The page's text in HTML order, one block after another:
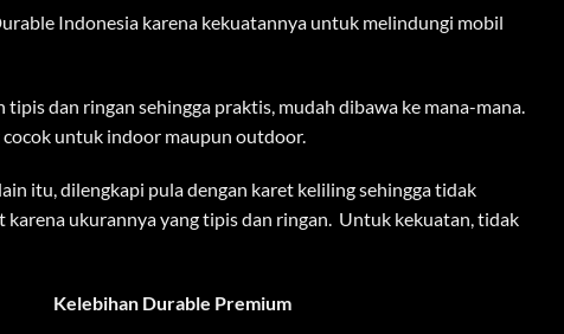
Indonesia karena kekuatannya untuk melindungi mobil
dan ringan sehingga praktis, mudah dibawa ke mana-mana.
untuk indoor maupun outdoor.
itu, dilengkapi pula dengan karet keliling sehingga tidak
ukurannya yang tipis dan ringan. Untuk kekuatan, tidak
Kelebihan Durable Premium